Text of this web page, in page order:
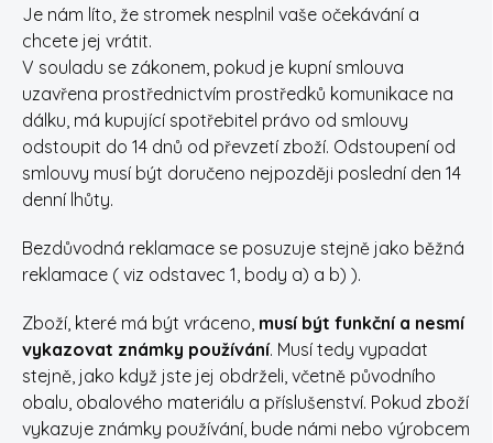
Je nám líto, že stromek nesplnil vaše očekávání a
chcete jej vrátit.
V souladu se zákonem, pokud je kupní smlouva
uzavřena prostřednictvím prostředků komunikace na
dálku, má kupující spotřebitel právo od smlouvy
odstoupit do 14 dnů od převzetí zboží. Odstoupení od
smlouvy musí být doručeno nejpozději poslední den 14
denní lhůty.
Bezdůvodná reklamace se posuzuje stejně jako běžná
reklamace ( viz odstavec 1, body a) a b) ).
Zboží, které má být vráceno, musí být funkční a nesmí
vykazovat známky používání. Musí tedy vypadat
stejně, jako když jste jej obdrželi, včetně původního
obalu, obalového materiálu a příslušenství. Pokud zboží
vykazuje známky používání, bude námi nebo výrobcem